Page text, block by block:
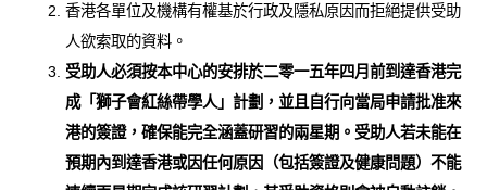
香港各單位及機構有權基於行政及隱私原因而拒絕提供受助
人欲索取的資料。
受助人必須按本中心的安排於二零一五年四月前到達香港完
成「獅子會紅絲帶學人」計劃，並且自行向當局申請批准來
港的簽證，確保能完全涵蓋研習的兩星期。受助人若未能在
預期內到達香港或因任何原因（包括簽證及健康問題）不能